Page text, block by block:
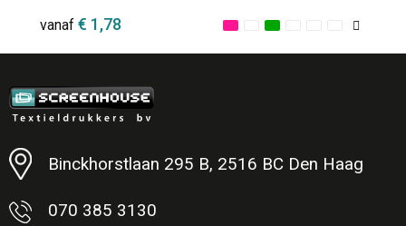
vanaf € 1,78
Minimale afname: 1
Binckhorstlaan 295 B, 2516 BC Den Haag
070 385 3130